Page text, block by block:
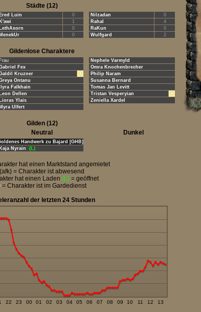
Städte (12)
Ered Luin
0
K'awi
1
LethAxorn
0
MenekUr
0
Nilzadan
0
Rahal
4
RaKun
0
Wulfgard
2
Gildenlose Charaktere
Frau
Fex
Kruzner
Ontanu
Ilyra Falkhain
Leon Dellen
Lioras Ylais
Myra Ulfert
Nephele Varmyld
Omra Knochenbrecher
Philip Naram
Susanna Bernard
Tomas Jan Levitt
Tristan Vesperyian
Zeniella Xardel
Gilden(12)
Neutral Dunkel
Handwerk zu Bajard [GHB]
Kaja Nyrain
(L)
hat einen Marktstand angemietet
(afk) = Charakter ist abwesend
hat einen Laden (L)= geöffnet
= Charakter ist im Gardedienst
der letzten 24 Stunden
10 11 12 13
22 23 00 01 02 03 04 05 06 07 08 09